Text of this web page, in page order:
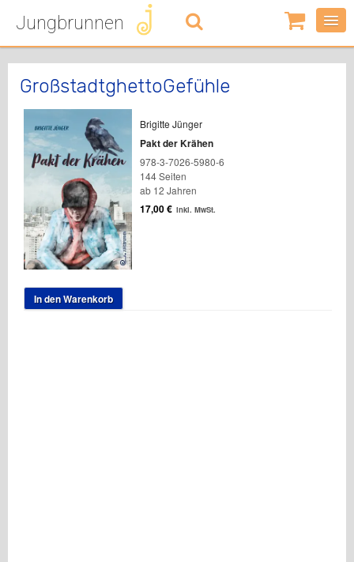
Jungbrunnen
0
Artikel
-
GroßstadtghettoGefühle
Brigitte Jünger
Pakt der Krähen
978-3-7026-5980-6
144 Seiten
ab 12 Jahren
17,00€ inkl. MwSt.
In den Warenkorb